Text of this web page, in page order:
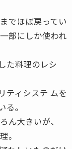
でほぼ戻ってい
部にしか使われ
た料理のレシ
ティシステ ムを
。
ん大きいが、
。